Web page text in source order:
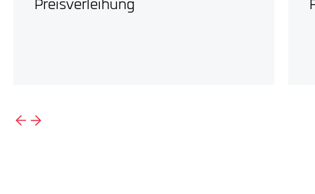
Preisverleihung